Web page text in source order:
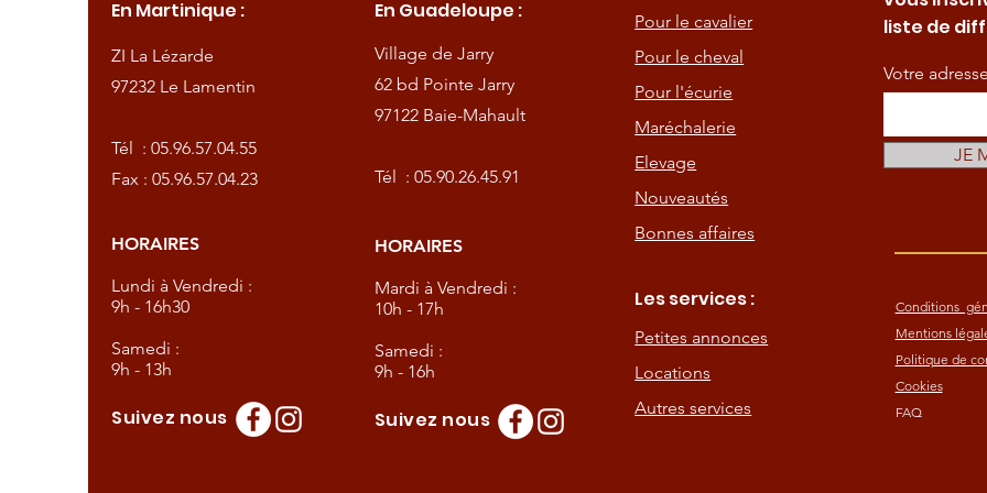
En Martinique :
ZI La Lézarde
97232 Le Lamentin
Tél :05.96.57.04.55
Fax : 05.96.57.04.23
HORAIRES
Lundi à Vendredi :
9h - 16h30
Samedi :
9h - 13h
Suivez nous
En Guadeloupe :
Village de Jarry
62 bd Pointe Jarry
97122 Baie-Mahault
Tél : 05.90.26.45.91
HORAIRES
Mardi à Vendredi :
10h - 17h
Samedi :
9h - 16h
Suivez nous
Pour le cavalier
Pour le cheval
Pour l'écurie
Maréchalerie
Elevage
Nouveautés
Bonnes affaires
Les services :
Petites annonces
Locations
Autres services
liste de
Votre
JE
Conditions
Mentions
Politique de
Cookies
FAQ